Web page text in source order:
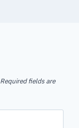
Required fields are